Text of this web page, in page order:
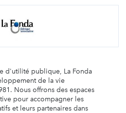
d'utilité publique, La Fonda
de la vie
Nous offrons des espaces
pour accompagner les
et leurs partenaires dans